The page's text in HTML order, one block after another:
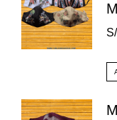
S/